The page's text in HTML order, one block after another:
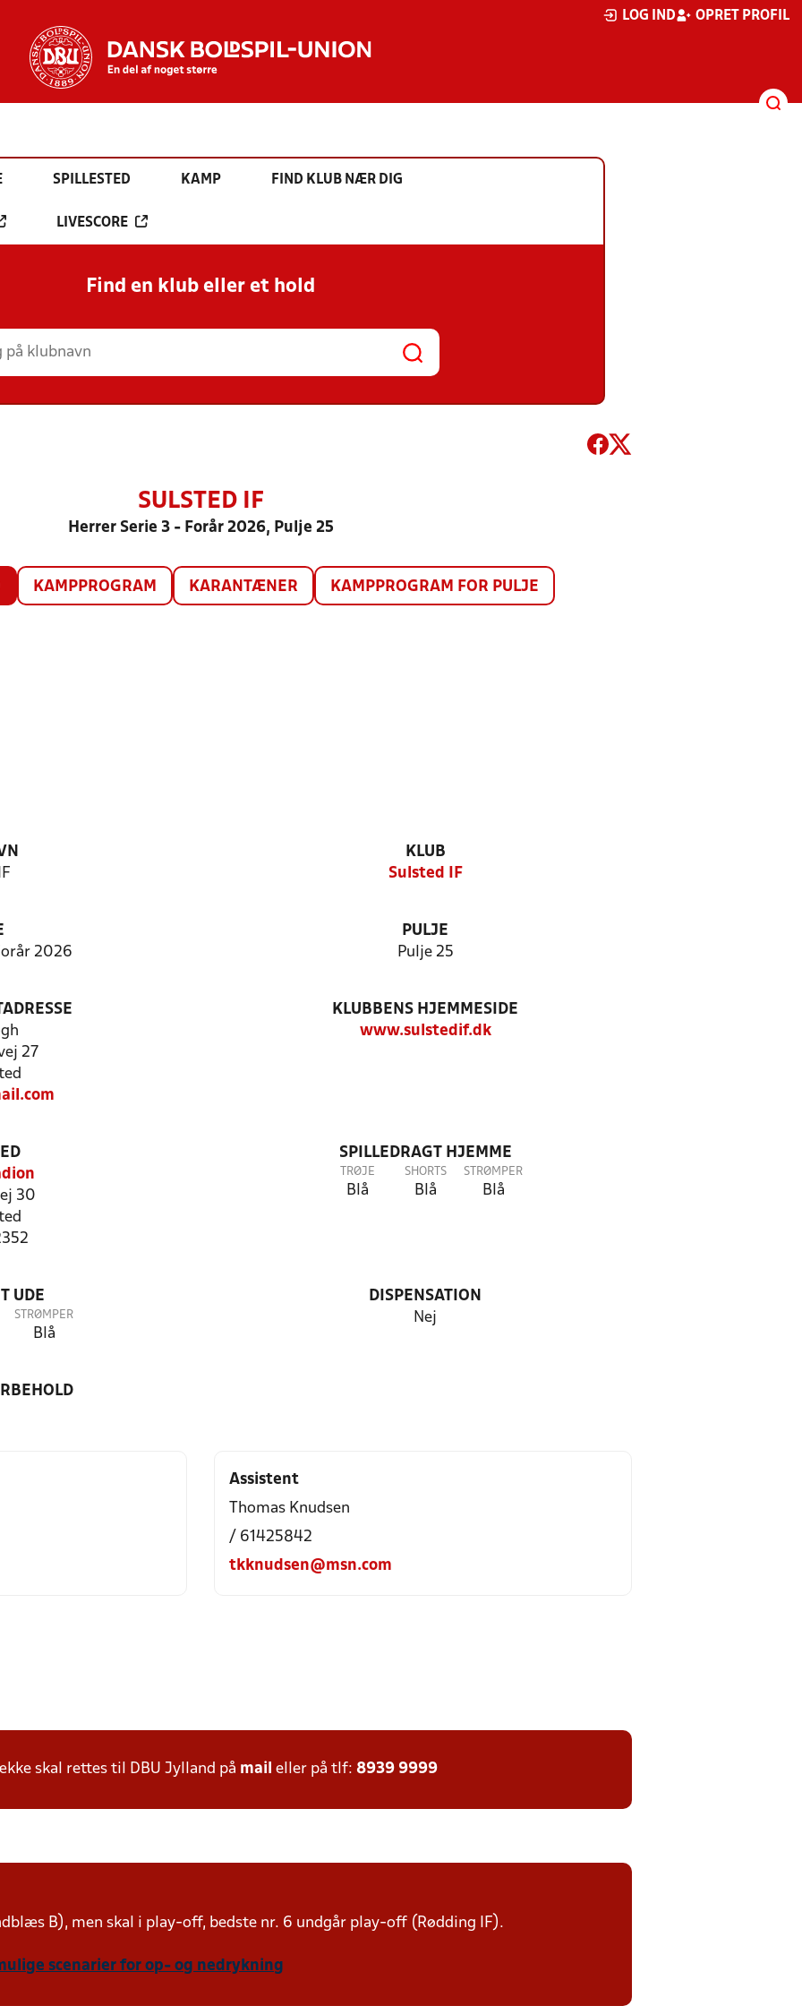
LOG IND OPRET PROFIL
SPILLESTED KAMP FIND KLUB NÆR DIG
LIVESCORE
Find en klub eller et hold
SULSTED IF
Herrer Serie 3 - Forår 2026, Pulje 25
KAMPPROGRAM KARANTÆNER KAMPPROGRAM FOR PULJE
KLUB
Sulsted IF
2026
PULJE
Pulje 25
27
KLUBBENS HJEMMESIDE
www.sulstedif.dk
30
SPILLEDRAGT HJEMME
TRØJE
Blå
SHORTS
Blå
STRØMPER
Blå
UDE
STRØMPER
Blå
DISPENSATION
Nej
Assistent
Thomas Knudsen
/ 61425842
tkknudsen@msn.com
skal rettes til DBU Jylland på mail eller på tlf: 8939 9999
B), men skal i play-off, bedste nr. 6 undgår play-off (Rødding IF).
scenarier for op- og nedrykning